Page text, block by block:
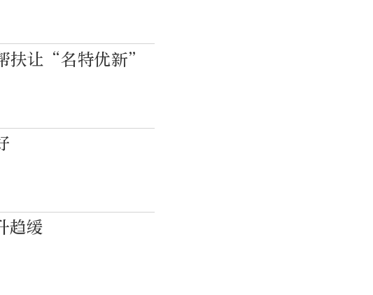
扶让“名特优新”
趋缓